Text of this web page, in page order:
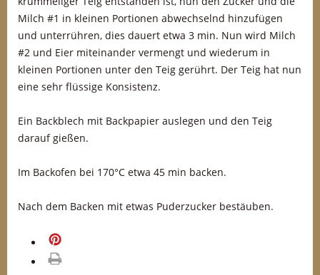
Milch #1 in kleinen Portionen abwechselnd hinzufügen
und unterrühren, dies dauert etwa 3 min. Nun wird Milch
#2 und Eier miteinander vermengt und wiederum in
kleinen Portionen unter den Teig gerührt. Der Teig hat nun
eine sehr flüssige Konsistenz.
Ein Backblech mit Backpapier auslegen und den Teig
darauf gießen.
Im Backofen bei 170°C etwa 45 min backen.
Nach dem Backen mit etwas Puderzucker bestäuben.